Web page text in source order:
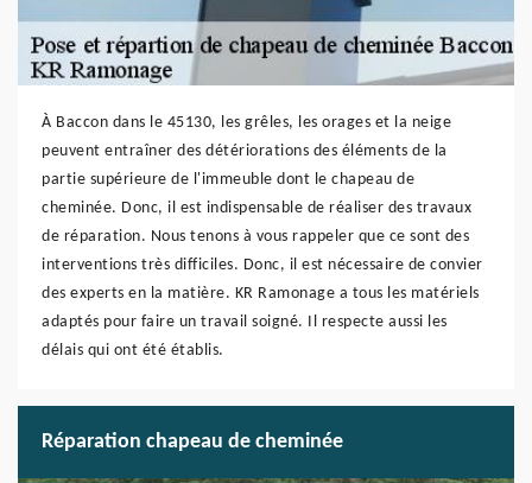
À Baccon dans le 45130, les grêles, les orages et la neige
peuvent entraîner des détériorations des éléments de la
partie supérieure de l'immeuble dont le chapeau de
cheminée. Donc, il est indispensable de réaliser des travaux
de réparation. Nous tenons à vous rappeler que ce sont des
interventions très difficiles. Donc, il est nécessaire de convier
des experts en la matière. KR Ramonage a tous les matériels
adaptés pour faire un travail soigné. Il respecte aussi les
délais qui ont été établis.
Réparation chapeau de cheminée